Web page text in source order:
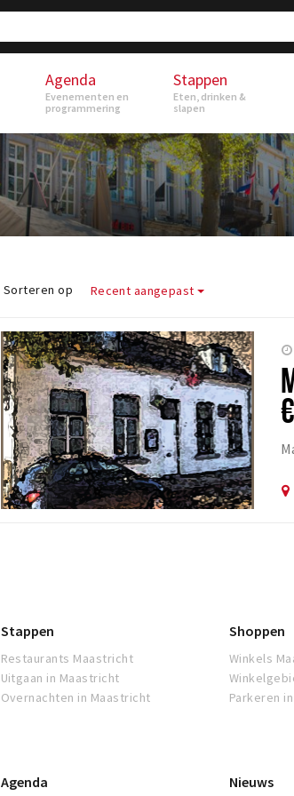
Agenda
Evenementen en
programmering
Stappen
Eten, drinken &
slapen
Sorteren op Recent aangepast
Stappen
Restaurants Maastricht
Uitgaan in Maastricht
Overnachten in Maastricht
Shoppen
Winkels
Parkeren
Agenda Nieuws